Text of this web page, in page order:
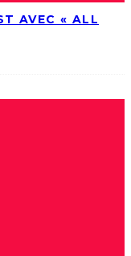
AVEC « ALL